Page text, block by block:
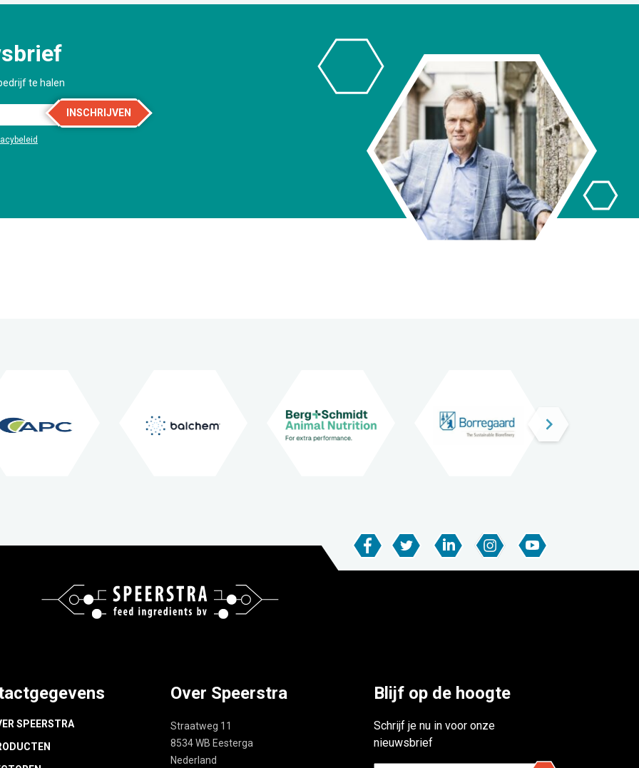
te halen
INSCHRIJVEN
SPEERSTRA
Over Speerstra
Straatweg 11
8534 WB Eesterga
Nederland
Blijf op de hoogte
Schrijf je nu in voor onze
nieuwsbrief